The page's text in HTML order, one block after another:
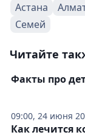
Астана
Семей
Читайте
09:00, 24 июня
Факты про
Как лечится